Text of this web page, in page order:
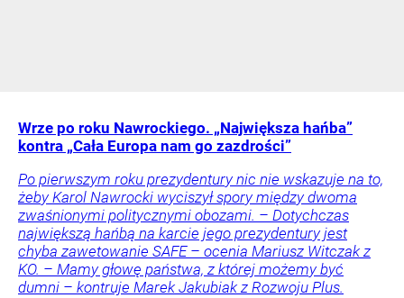
Wrze po roku Nawrockiego. „Największa hańba”
kontra „Cała Europa nam go zazdrości”
Po pierwszym roku prezydentury nic nie wskazuje na to,
żeby Karol Nawrocki wyciszył spory między dwoma
zwaśnionymi politycznymi obozami. – Dotychczas
największą hańbą na karcie jego prezydentury jest
chyba zawetowanie SAFE – ocenia Mariusz Witczak z
KO. – Mamy głowę państwa, z której możemy być
dumni – kontruje Marek Jakubiak z Rozwoju Plus.